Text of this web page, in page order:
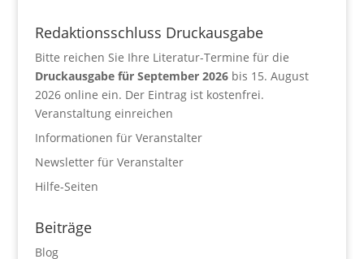
Redaktionsschluss Druckausgabe
Bitte reichen Sie Ihre Literatur-Termine für die
Druckausgabe für September 2026bis 15. August
2026 online ein. Der Eintrag ist kostenfrei.
Veranstaltung einreichen
Informationen für Veranstalter
Newsletter für Veranstalter
Hilfe-Seiten
Beiträge
Blog